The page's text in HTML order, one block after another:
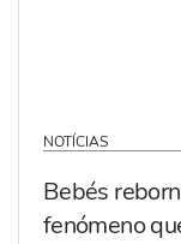
NOTÍCIAS
Bebés
fenómeno